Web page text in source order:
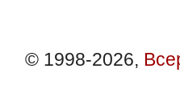
© 1998-2026,